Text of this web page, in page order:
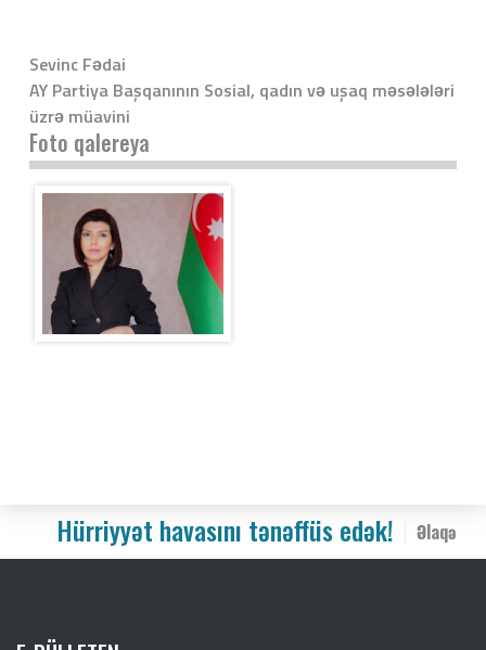
Sevinc Fədai
AY Partiya Başqanının Sosial, qadın və uşaq məsələləri
üzrə müavini
Foto qalereya
Hürriyyət havasını tənəffüs edək! Əlaqə